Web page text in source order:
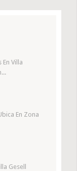
En Villa
En Zona
Gesell